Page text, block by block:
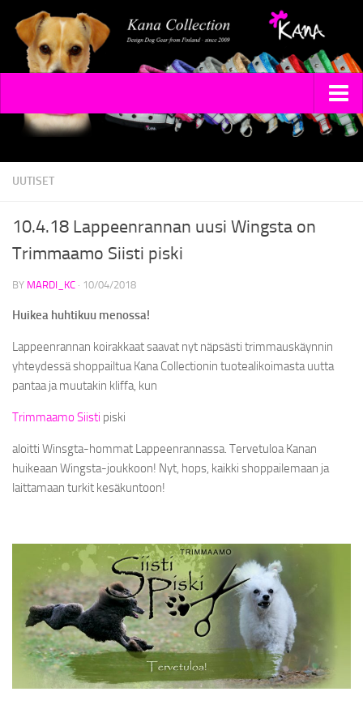
ETUSIVU
MALLISTOT
SHINE-TALUTTIMET
MONITOIMITALUTTIMET
PEHMEEE!-TALUTTIMET
Y-VALJAAT
SPECIAL EDITIONS
LOPETETUT MALLISTOT
SATIN
JÄLLEENMYYJÄT
YRITYKSESTÄ
UUTISET
10.4.18 Lappeenrannan uusi Wingsta on
Trimmaamo Siisti piski
BY MARDI_KC · 10/04/2018
Huikea huhtikuu menossa!
Lappeenrannan koirakkaat saavat nyt näpsästi trimmauskäynnin
yhteydessä shoppailtua Kana Collectionin tuotealikoimasta uutta
pantaa ja muutakin kliffa, kun
Trimmaamo Siisti piski
aloitti Winsgta-hommat Lappeenrannassa. Tervetuloa Kanan
huikeaan Wingsta-joukkoon! Nyt, hops, kaikki shoppailemaan ja
laittamaan turkit kesäkuntoon!